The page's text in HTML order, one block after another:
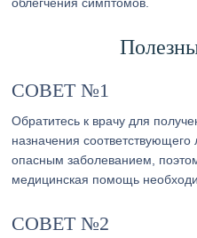
СОВЕТ №1
Обратитесь к врачу для
назначения
опасным заболеванием,
медицинская помощь
СОВЕТ №2